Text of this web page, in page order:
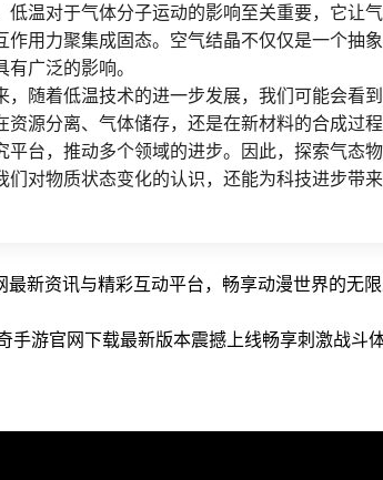
低温对于气体分子运动的影响至关重要，它让
作用力聚集成固态。空气结晶不仅仅是一个抽
有广泛的影响。
，随着低温技术的进一步发展，我们可能会看
资源分离、气体储存，还是在新材料的合成过
平台，推动多个领域的进步。因此，探索气态
们对物质状态变化的认识，还能为科技进步带来
最新资讯与精彩互动平台，畅享动漫世界的无
手游官网下载最新版本震撼上线畅享刺激战斗